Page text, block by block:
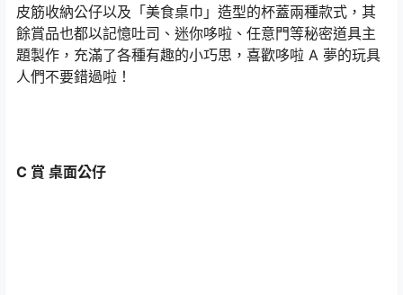
皮筋收納公仔以及「美食桌巾」造型的杯蓋兩種款式，其
餘賞品也都以記憶吐司、迷你哆啦、任意門等秘密道具主
題製作，充滿了各種有趣的小巧思，喜歡哆啦 A 夢的玩具
人們不要錯過啦！
C 賞 桌面公仔